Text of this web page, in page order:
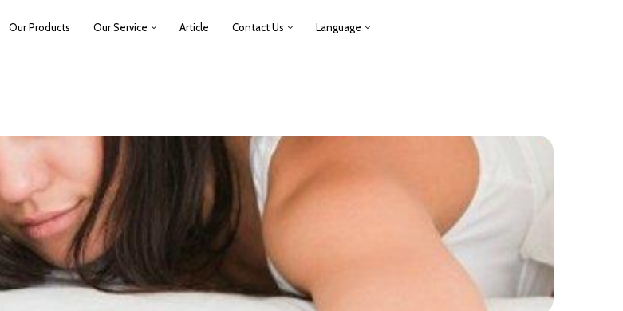
Our Products Our Service Article Contact Us Language